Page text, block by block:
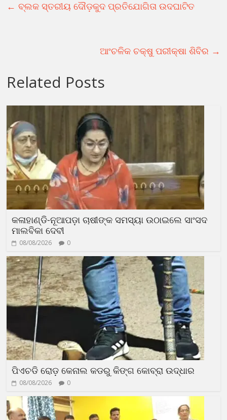
← ବ୍ଲକ ସ୍ତରୀୟ ଦୌଡ଼କୁଦ ପ୍ରତିଯୋଗିତା ଉଦଘାଟିତ
ଆଂଚଳିକ ଚକ୍ଷୁ ପରୀକ୍ଷା ଶିବିର →
Related Posts
କଳାହାଣ୍ଡି-ନୂଆପଡ଼ା ଚାଷୀଙ୍କ ସମସ୍ୟା ଉଠାଇଲେ ସାଂସଦ
ମାଲବିକା ଦେବୀ
08/08/2026 0
ପିଏଚଡି ରୋଡ଼ କେନାଲ କଡରୁ କିଙ୍ଗ କୋବ୍ରା ଉଦ୍ଧାର
08/08/2026 0